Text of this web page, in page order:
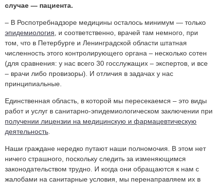
случае — пациента.
– В Роспотребнадзоре медицины осталось минимум — только
эпидемиология , и соответственно, врачей там немного, при
том, что в Петербурге и Ленинградской области штатная
численность этого контролирующего органа – несколько сотен
(для сравнения: у нас всего 30 госслужащих – экспертов, и все
– врачи либо провизоры). И отличия в задачах у нас
принципиальные.
Единственная область, в которой мы пересекаемся – это виды
работ и услуг в санитарно-эпидемиологическом заключении при
получении лицензии на медицинскую и фармацевтическую
деятельность
Наши граждане нередко путают наши полномочия. В этом нет
ничего страшного, поскольку следить за изменяющимся
законодательством трудно. И когда они обращаются к нам с
жалобами на санитарные условия, мы перенаправляем их в